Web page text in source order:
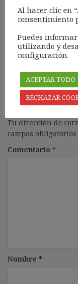
entradas
CONTRATISTA
(MULTISERVICIO)
CARECE DE UNO
(STS 12/02/21)
Deja una
Tu dirección de
campos
Comentario *
Nombre *
Al hacer clic en
consentimiento
Puedes
utilizando y
configuración.
ACEPTAR TODO
RECHAZAR